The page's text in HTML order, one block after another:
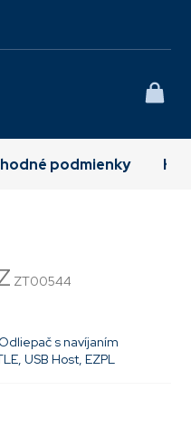
podmienky
ZT00544
s navíjaním
USB Host, EZPL